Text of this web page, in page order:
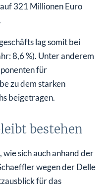
321 Millionen Euro
lag somit bei
8,6 %). Unter anderem
für
zu dem starken
beigetragen.
bestehen
sich auch anhand der
wegen der Delle
für das